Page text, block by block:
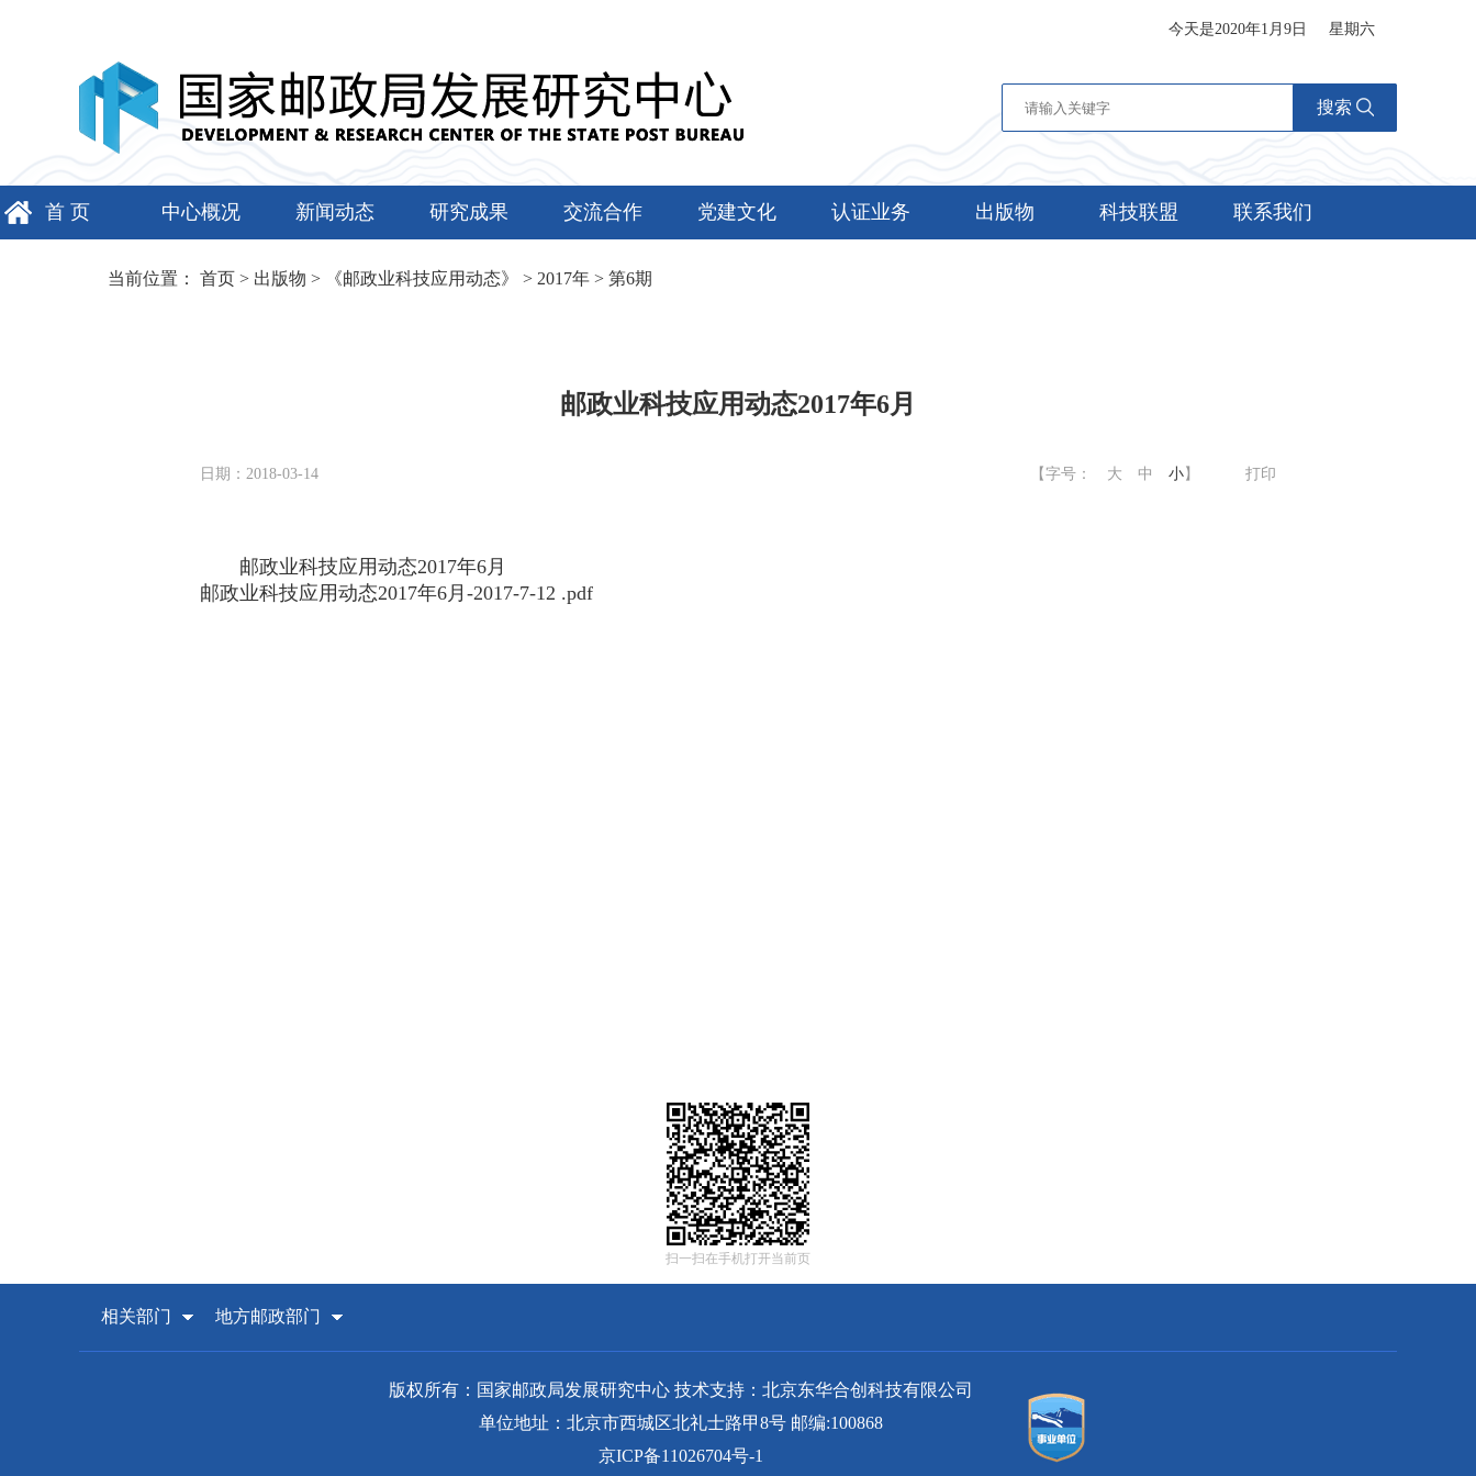
今天是2020年1月9日 星期六
搜索
首 页 中心概况 新闻动态 研究成果 交流合作 党建文化 认证业务 出版物 科技联盟 联系我们
当前位置： 首页> 出版物 > 《邮政业科技应用动态》 > 2017年> 第6期
邮政业科技应用动态2017年6月
日期：2018-03-14 打印
【字号： 大 中 小 】
邮政业科技应用动态2017年6月
邮政业科技应用动态2017年6月-2017-7-12 .pdf
扫一扫在手机打开当前页
相关部门 地方邮政部门
版权所有：国家邮政局发展研究中心 技术支持：北京东华合创科技有限公司
单位地址：北京市西城区北礼士路甲8号 邮编:100868
京ICP备11026704号-1